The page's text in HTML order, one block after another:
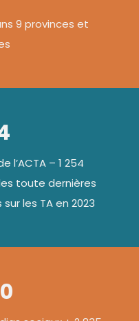
9 provinces et
l’ACTA – 1 254
toute dernières
les TA en 2023